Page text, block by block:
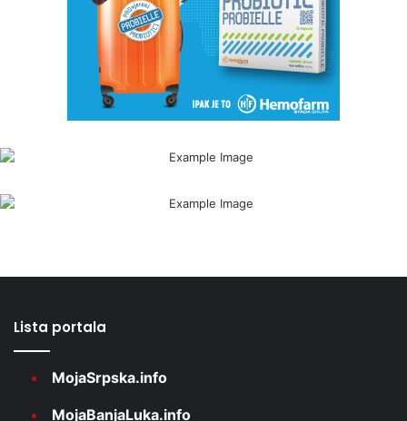
Lista portala
MojaSrpska.info
MojaBanjaLuka.info